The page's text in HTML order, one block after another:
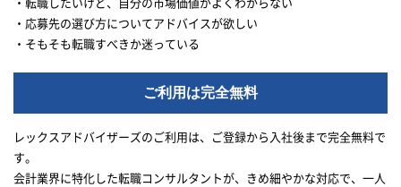
・応募先の選び方についてアドバイスが欲しい
・そもそも転職すべきか迷っている
ご利用は完全無料
レックスアドバイザーズのご利用は、ご登録から入社後まで完全無料で
す。
会計業界に特化した転職コンサルタントが、きめ細やかな対応で、一人